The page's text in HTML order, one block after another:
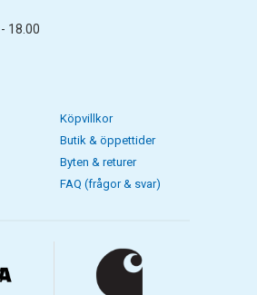
18.00
Köpvillkor
Butik & öppettider
Byten & returer
FAQ (frågor & svar)